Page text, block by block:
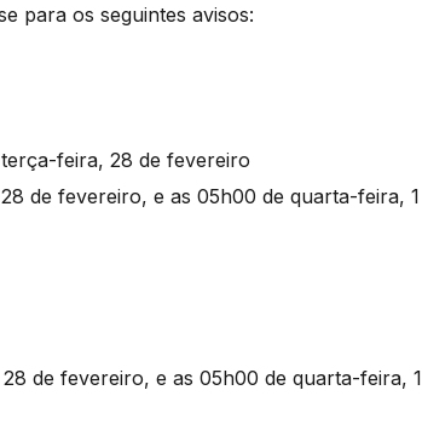
para os seguintes avisos:
feira, 28 de fevereiro
de fevereiro, e as 05h00 de quarta-feira, 1
de fevereiro, e as 05h00 de quarta-feira, 1